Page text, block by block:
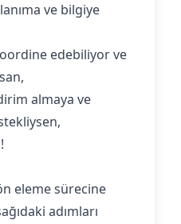
ve bilgiye
edebiliyor ve
almaya ve
eleme sürecine
adımları